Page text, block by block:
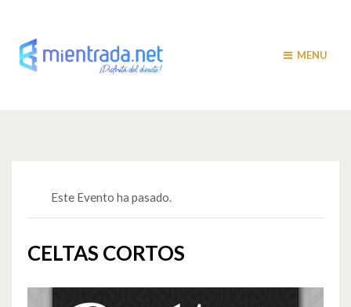
MENU
Este Evento ha pasado.
CELTAS CORTOS